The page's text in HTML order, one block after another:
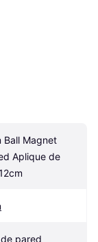
Ball Magnet
Aplique de
pared